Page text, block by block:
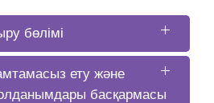
бөлімі
ету және
басқармасы